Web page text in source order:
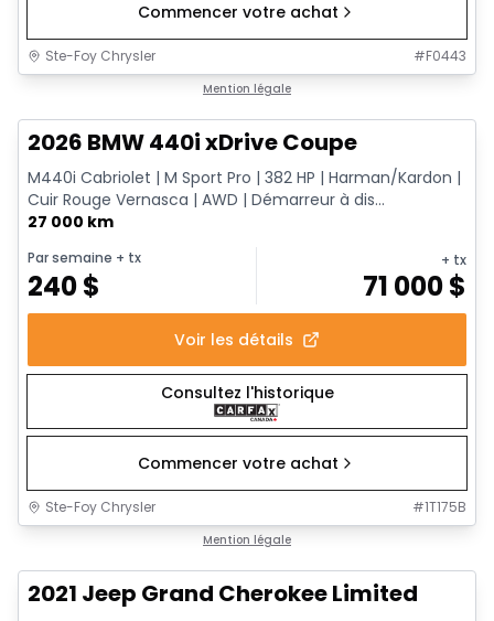
Commencer votre achat
Ste-Foy Chrysler #F0443
Mention légale
2026 BMW 440i xDrive Coupe
M440i Cabriolet | M Sport Pro | 382 HP | Harman/Kardon |
Cuir Rouge Vernasca | AWD | Démarreur à dis...
27 000 km
Par semaine + tx
240$
+ tx
71 000$
Voir les détails
Consultez l'historique
Commencer votre achat
Ste-Foy Chrysler #1T175B
Mention légale
2021 Jeep Grand Cherokee Limited